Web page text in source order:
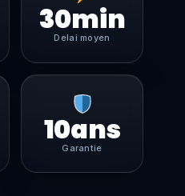
30min
Delai moyen
10ans
Garantie